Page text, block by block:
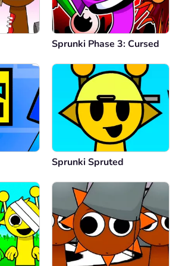
Sprunki Phase 3: Cursed
Sprunki Spruted